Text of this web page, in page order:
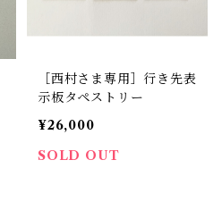
［西村さま専用］行き先表
示板タペストリー
¥26,000
SOLD OUT